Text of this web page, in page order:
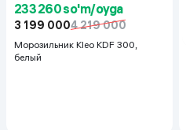
233 260 so'm/oyga
3 199 0004 219 000
Морозильник Kleo KDF 300,
белый